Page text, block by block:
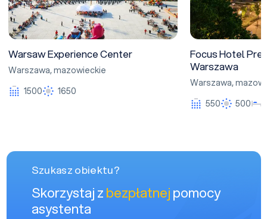
Warsaw Experience Center
Warszawa,mazowieckie
1500
1650
Focus Hotel
Warszawa
Warszawa,
550
500
Szukasz obiektu?
Skorzystaj zbezpłatnejpomocy
asystenta